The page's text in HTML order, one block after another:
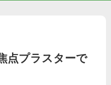
点プラスターで